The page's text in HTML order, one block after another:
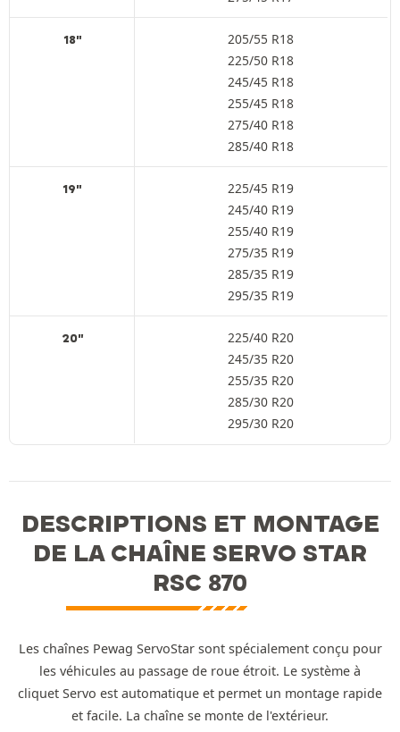
18"
205/55 R18
225/50 R18
245/45 R18
255/45 R18
275/40 R18
285/40 R18
19"
225/45 R19
245/40 R19
255/40 R19
275/35 R19
285/35 R19
295/35 R19
20"
225/40 R20
245/35 R20
255/35 R20
285/30 R20
295/30 R20
DESCRIPTIONS ET MONTAGE
DE LA CHAÎNE SERVO STAR
RSC 870
Les chaînes Pewag ServoStar sont spécialement conçu pour
les véhicules au passage de roue étroit. Le système à
cliquet Servo est automatique et permet un montage rapide
et facile. La chaîne se monte de l'extérieur.